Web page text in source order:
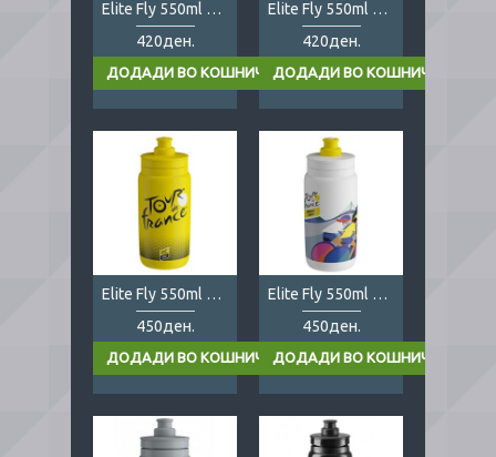
Elite Fly 550ml Tex grey
420ден.
Elite Fly 550ml Tex red
420ден.
Elite Fly 550ml Tour de France
450ден.
Elite Fly 550ml Tour De France Femmes
450ден.